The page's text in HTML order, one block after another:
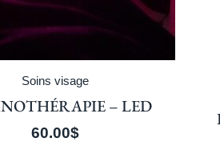
PROTECTION CORPS &
VISAGE